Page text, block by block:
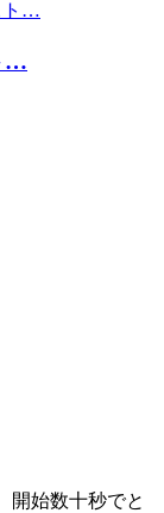
…
始数十秒でと